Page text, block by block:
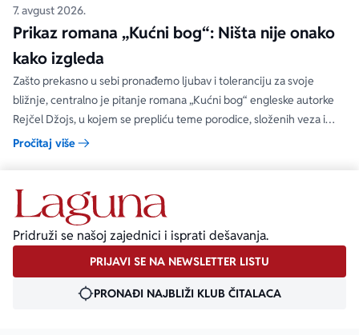
7. avgust 2026.
Prikaz romana „Kućni bog“: Ništa nije onako
kako izgleda
Zašto prekasno u sebi pronađemo ljubav i toleranciju za svoje
bližnje, centralno je pitanje romana „Kućni bog“ engleske autorke
Rejčel Džojs, u kojem se prepliću teme porodice, složenih veza i
umetnosti.
Pročitaj više
Pridruži se našoj zajednici i isprati dešavanja.
PRIJAVI SE NA NEWSLETTER LISTU
PRONAĐI NAJBLIŽI KLUB ČITALACA